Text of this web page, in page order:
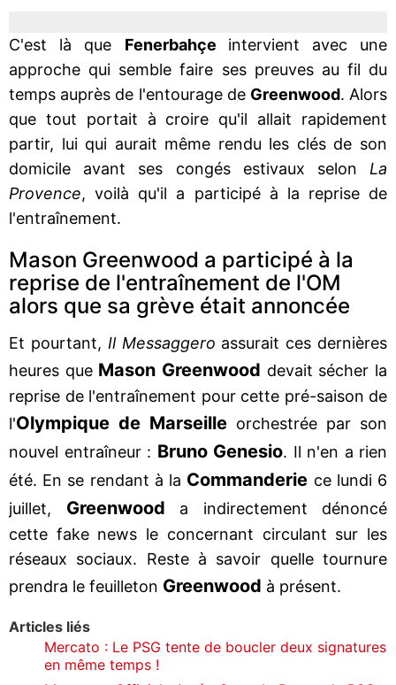
C'est là que Fenerbahçe intervient avec une
approche qui semble faire ses preuves au fil du
temps auprès de l'entourage de Greenwood. Alors
que tout portait à croire qu'il allait rapidement
partir, lui qui aurait même rendu les clés de son
domicile avant ses congés estivaux selon La
Provence, voilà qu'il a participé à la reprise de
l'entraînement.
Mason Greenwood a participé à la
reprise de l'entraînement de l'OM
alors que sa grève était annoncée
Et pourtant, Il Messaggero assurait ces dernières
heures que Mason Greenwood devait sécher la
reprise de l'entraînement pour cette pré-saison de
l'Olympique de Marseille orchestrée par son
nouvel entraîneur : Bruno Genesio. Il n'en a rien
été. En se rendant à la Commanderie ce lundi 6
juillet, Greenwood a indirectement dénoncé
cette fake news le concernant circulant sur les
réseaux sociaux. Reste à savoir quelle tournure
prendra le feuilleton Greenwood à présent.
Articles liés
Mercato : Le PSG tente de boucler deux signatures
en même temps !